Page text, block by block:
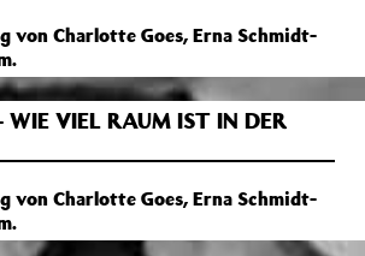
von Charlotte Goes, Erna Schmidt-
WIE VIEL RAUM IST IN DER
von Charlotte Goes, Erna Schmidt-